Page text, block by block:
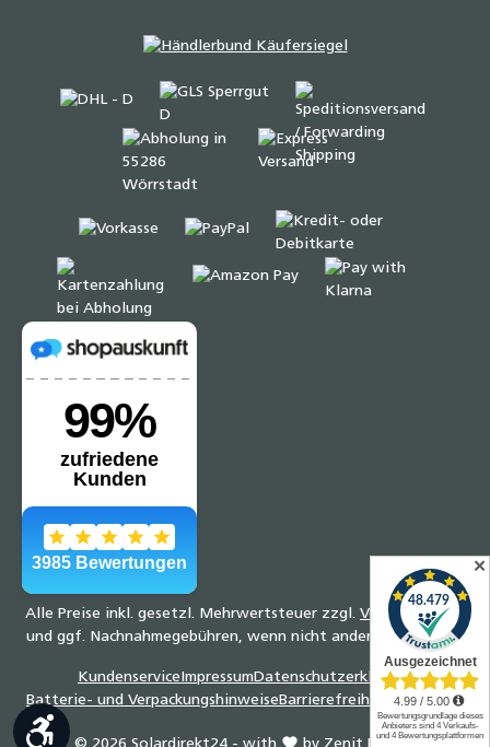
Alle Preise inkl. gesetzl. Mehrwertsteuer zzgl. Versandkosten
und ggf. Nachnahmegebühren, wenn nicht anders angegeben.
KundenserviceImpressumDatenschutzerklärung
Batterie- und VerpackungshinweiseBarrierefreiheitserklärung
Werkzeugleiste anzeigen
✕